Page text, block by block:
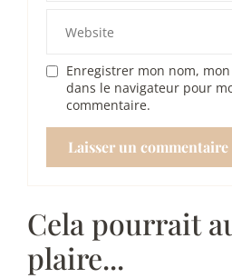
Enregistrer mon nom,
dans le navigateur pour
commentaire.
Cela pourrait
plaire...